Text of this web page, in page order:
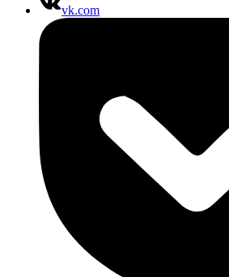
vk.com